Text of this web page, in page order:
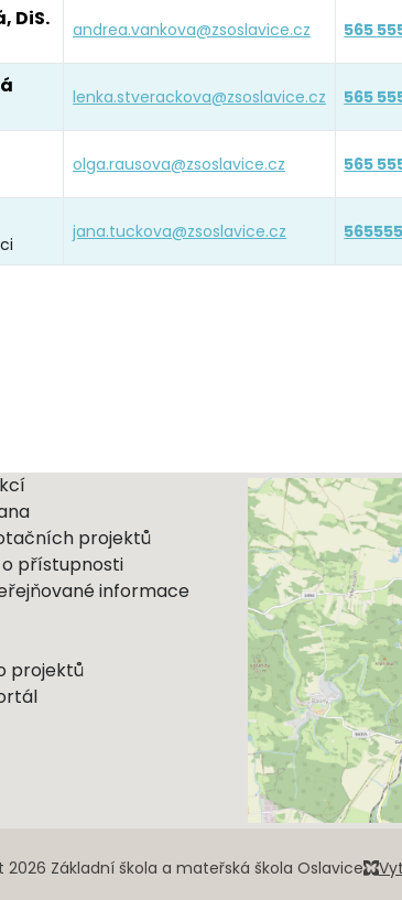
DiS. andrea.vankova@zsoslavice.cz 565
lenka.stverackova@zsoslavice.cz 565
olga.rausova@zsoslavice.cz 565
jana.tuckova@zsoslavice.cz
projektů
přístupnosti
informace
projektů
Základní škola a mateřská škola Oslavice